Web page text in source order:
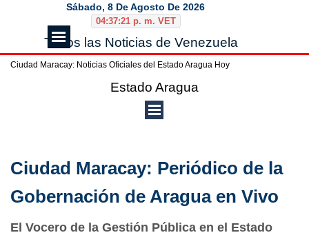
Vaya al ContenidoSábado, 8 De Agosto De 2026
04:37:22 p. m. VET
Todos las Noticias de Venezuela
Saltar menú
Ciudad Maracay: Noticias Oficiales del Estado Aragua Hoy
Estado Aragua
Ciudad Maracay: Periódico de la
Gobernación de Aragua en Vivo
El Vocero de la Gestión Pública en el Estado